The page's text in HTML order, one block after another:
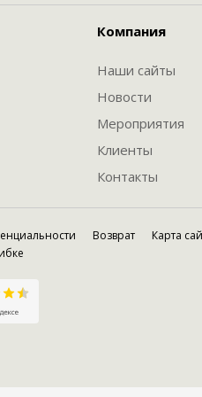
Компания
Наши сайты
Новости
Мероприятия
Клиенты
Контакты
Возврат Карта